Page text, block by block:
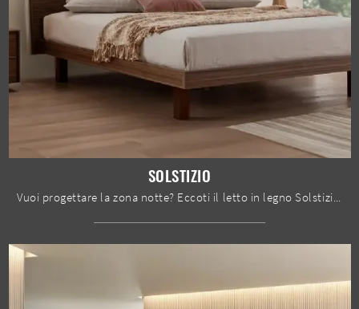
SOLSTIZIO